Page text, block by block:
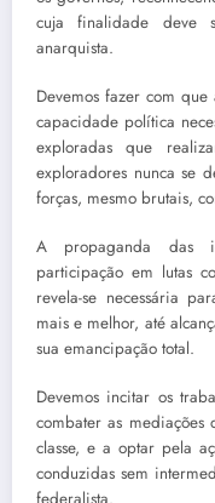
cuja finalidade deve
anarquista.
Devemos fazer com
capacidade política
exploradas que
exploradores nunca se
forças, mesmo brutais,
A propaganda das
participação em lutas
revela-se necessária
mais e melhor, até
sua emancipação total.
Devemos incitar os
combater as mediações
classe, e a optar pela
conduzidas sem